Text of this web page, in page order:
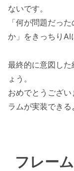
ないです。
「何が問題だっ
か」をきっちりAI
最終的に意図し
ょう。
おめでとうござ
ラムが実装できる
フレー